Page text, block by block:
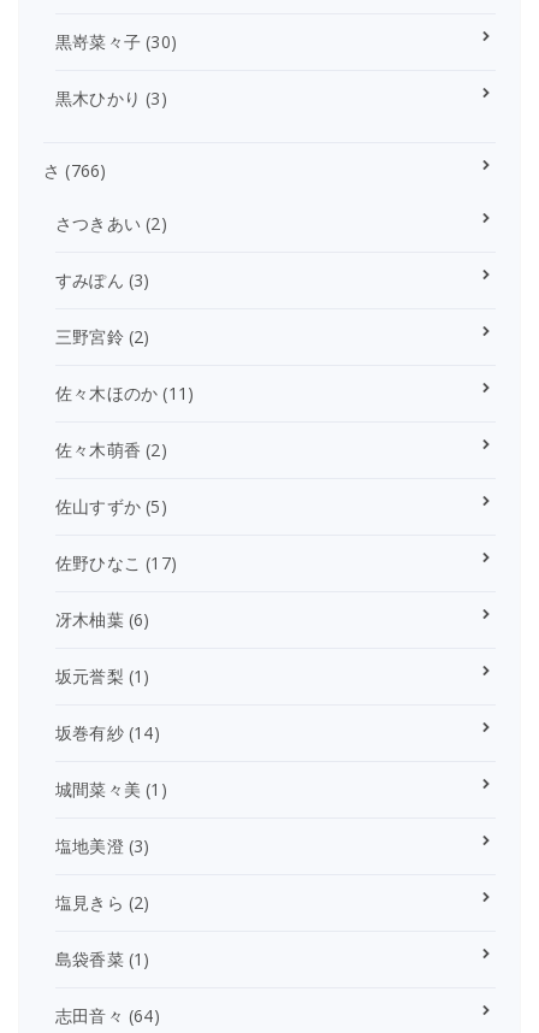
黒嵜菜々子 (30)
黒木ひかり (3)
さ (766)
さつきあい (2)
すみぽん (3)
三野宮鈴(2)
佐々木ほのか (11)
佐々木萌香 (2)
佐山すずか (5)
佐野ひなこ (17)
冴木柚葉(6)
坂元誉梨 (1)
坂巻有紗(14)
城間菜々美 (1)
塩地美澄(3)
塩見きら (2)
島袋香菜(1)
志田音々 (64)